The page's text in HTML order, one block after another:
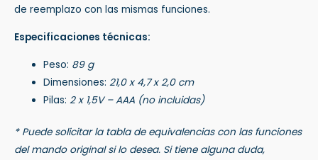
de reemplazo con las mismas funciones.
Especificaciones técnicas:
Peso: 89 g
Dimensiones:21,0 x 4,7 x 2,0 cm
Pilas:2 x 1,5V – AAA (no incluidas)
* Puede solicitar la tabla de equivalencias con las funciones
del mando original si lo desea. Si tiene alguna duda,